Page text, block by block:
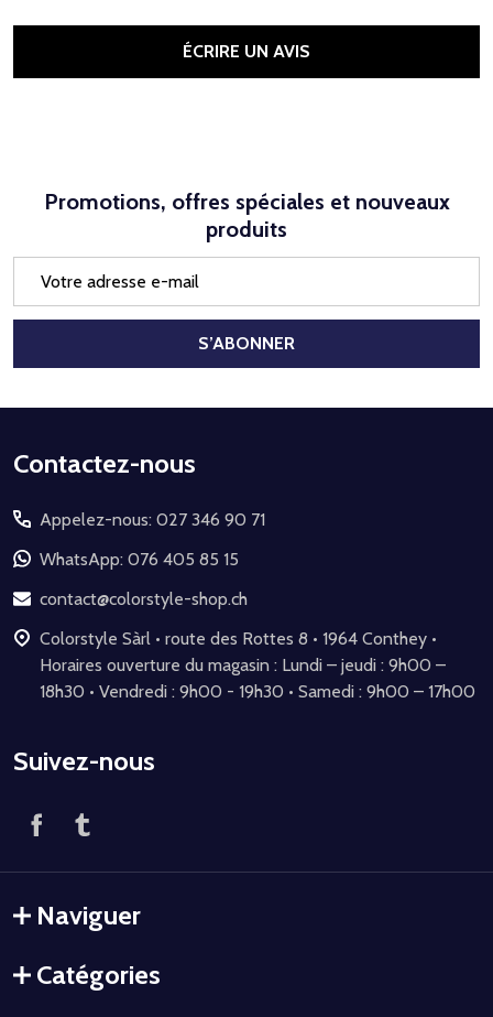
ÉCRIRE UN AVIS
Promotions, offres spéciales et nouveaux
produits
mail
S’ABONNER
Début
pied
de
page
Contactez-nous
Appelez-nous: 027 346 90 71
WhatsApp: 076 405 85 15
contact@colorstyle-shop.ch
Colorstyle Sàrl • route des Rottes 8 • 1964 Conthey •
Horaires ouverture du magasin : Lundi – jeudi : 9h00 –
18h30 • Vendredi : 9h00 - 19h30 • Samedi : 9h00 – 17h00
Suivez-nous
Naviguer
Catégories